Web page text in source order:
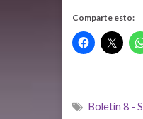
Comparte esto:
Boletín 8 -